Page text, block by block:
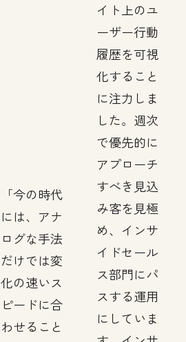
今の時代
には、アナ
ログな手法
だけでは変
化の速いス
ピードに合
わせること
イト上のユ
ーザー行動
履歴を可視
化すること
に注力しま
した。週次
で優先的に
アプローチ
すべき見込
み客を見極
め、インサ
イドセール
ス部門にパ
スする運用
にしていま